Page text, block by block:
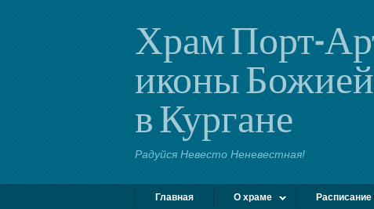
Храм Порт-
иконы
в Кургане
Радуйся Невесто Неневестная!
Главная О храме